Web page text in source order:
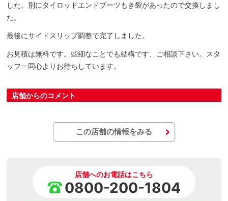
した。別にタイロッドエンドブーツもき裂があったので交換しまし
た。
最後にサイドスリップ調整で完了しました。
お見積は無料です。些細なことでも結構です、ご相談下さい。スタ
ッフ一同心よりお待ちしています。
店舗からのコメント
この店舗の情報をみる
店舗へのお電話はこちら
0800-200-1804